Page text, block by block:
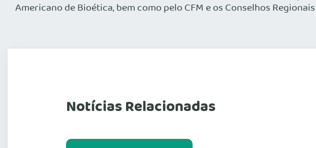
Americano de Bioética, bem como pelo CFM e os Conselhos
Notícias Relacionadas